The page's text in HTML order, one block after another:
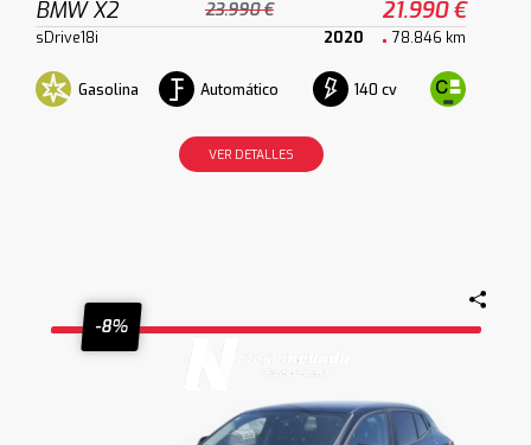
BMW X2 23.990 € 21.990 €
sDrive18i 2020 78.846 km
Gasolina Automático 140 cv
VER DETALLES
-8%